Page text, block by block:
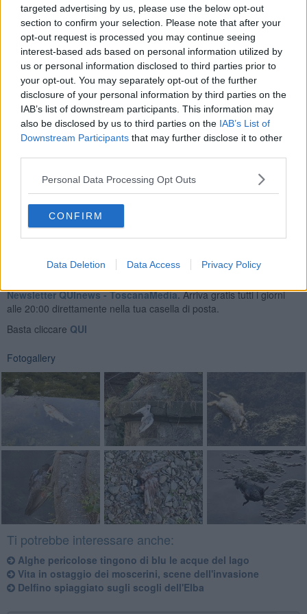
targeted advertising by us, please use the below opt-out
section to confirm your selection. Please note that after your
opt-out request is processed you may continue seeing
interest-based ads based on personal information utilized by
us or personal information disclosed to third parties prior to
your opt-out. You may separately opt-out of the further
disclosure of your personal information by third parties on the
IAB’s list of downstream participants. This information may
also be disclosed by us to third parties on the IAB’s List of
Downstream Participants that may further disclose it to other
Personal Data Processing Opt Outs
CONFIRM
Data Deletion Data Access Privacy Policy
d’acqua e nelle immediate vicinanze sono stati ritrovati diversi
animali morti".
I cittadini hanno già segnalato la situazione a polizia ambientale ed
Arpat, perché: "Lamoria contemporanea di diverse specie
animali fa temere la presenza di sostanze tossiche o inquinanti
nelle acque del Mugnone, con potenziali conseguenze anche per la
salute pubblica".
e labonifica completa dell’area, così da
ripristinare decoro e sicurezza ambientale.
Newsletter QUInews - ToscanaMedia.Arriva gratis tutti i giorni
alle 20:00 direttamente nella tua casella di posta.
Basta cliccare QUI
Fotogallery
Ti potrebbe interessare anche:
Alghe pericolose tingono di blu le acque del lago
Vita in ostaggio dei moscerini, scene dell'invasione
Delfino spiaggiato sugli scogli dell'Elba